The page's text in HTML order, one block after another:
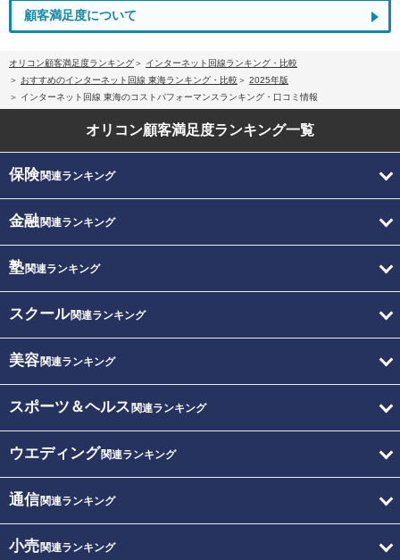
顧客満足度について
オリコン顧客満足度ランキング
インターネット回線ランキング・比較
おすすめのインターネット回線 東海ランキング・比較
2025年版
インターネット回線 東海のコストパフォーマンスランキング・口コミ情報
オリコン顧客満足度ランキング一覧
保険関連ランキング
金融関連ランキング
塾関連ランキング
スクール関連ランキング
美容関連ランキング
スポーツ＆ヘルス 関連ランキング
ウエディング関連ランキング
通信関連ランキング
小売関連ランキング